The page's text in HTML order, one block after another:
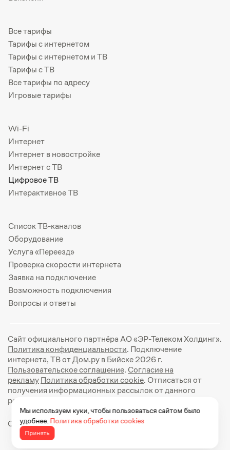
Все тарифы
Тарифы с интернетом
Тарифы с интернетом и ТВ
Тарифы с ТВ
Все тарифы по адресу
Игровые тарифы
Wi-Fi
Интернет
Интернет в новостройке
Интернет с ТВ
Цифровое ТВ
Интерактивное ТВ
Список ТВ-каналов
Оборудование
Услуга «Переезд»
Проверка скорости интернета
Заявка на подключение
Возможность подключения
Вопросы и ответы
Сайт официального партнёра АО «ЭР-Телеком Холдинг».
Политика конфиденциальности. Подключение
интернета, ТВ от Дом.ру в Бийске 2026 г.
Пользовательское соглашение. Согласие на
рекламуПолитика обработки cookie. Отписаться от
получения информационных рассылок от данного
ресурса можно на
Официальный сайт Дом.ру: https://dom.ru
Мы используем куки, чтобы пользоваться сайтом было
удобнее.Политика обработки cookies
Принять